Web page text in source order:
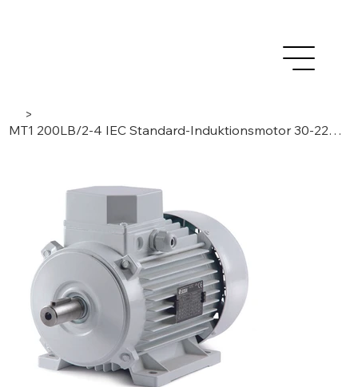
>
MT1 200LB/2-4 IEC Standard-Induktionsmotor 30-22kW, 2-stufig, 3 Phasen/ 2-4 Pole